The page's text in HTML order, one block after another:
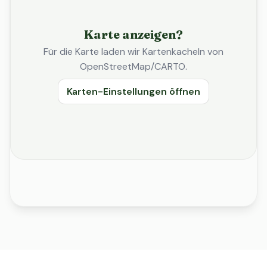
Karte anzeigen?
Für die Karte laden wir Kartenkacheln von
OpenStreetMap/CARTO.
Karten-Einstellungen öffnen